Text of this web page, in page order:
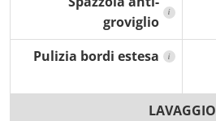
groviglio
i
Pulizia bordi estesa i
LAVAGGIO